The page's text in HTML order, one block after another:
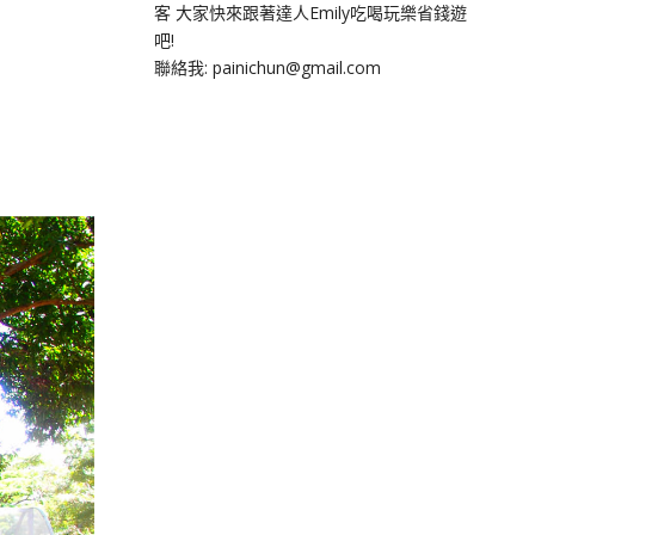
客 大家快來跟著達人Emily吃喝玩樂省錢遊
吧!
聯絡我: painichun@gmail.com